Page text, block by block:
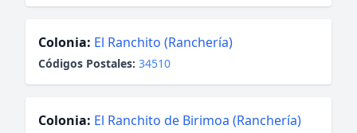
Colonia: El Ranchito (Ranchería)
Códigos Postales: 34510
Colonia: El Ranchito de Birimoa (Ranchería)